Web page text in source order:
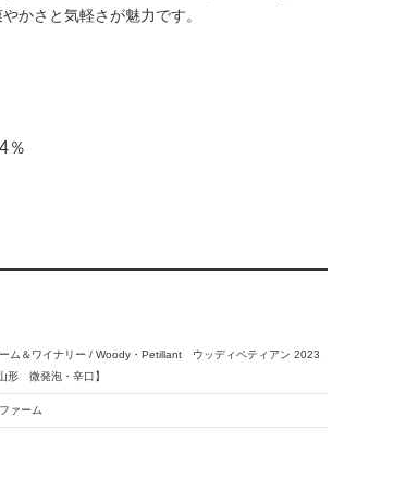
かさと気軽さが魅力です。
％
ム＆ワイナリー / Woody・Petillant ウッディペティアン 2023
微発泡・辛口】
ァーム